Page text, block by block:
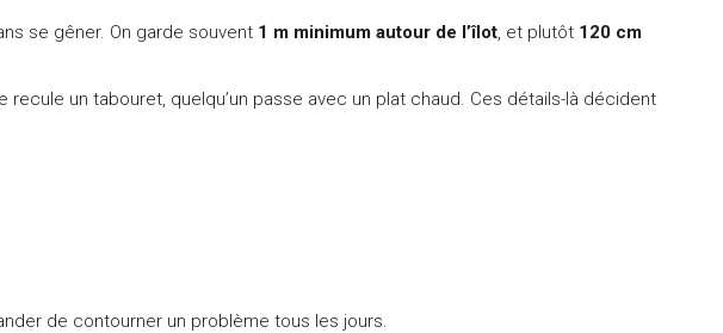
se gêner. On garde souvent 1 m minimum autour de l’îlot , et plutôt 120 cm
un tabouret, quelqu’un passe avec un plat chaud. Ces détails-là décident
de contourner un problème tous les jours.